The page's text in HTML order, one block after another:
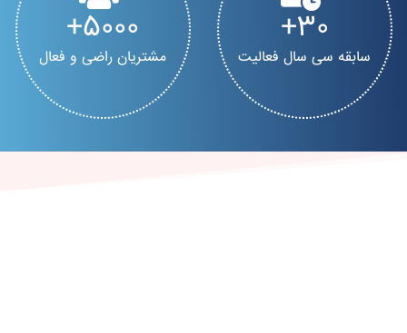
30
سابقه سی سال فعالیت
5000
مشتریان راضی و فعال